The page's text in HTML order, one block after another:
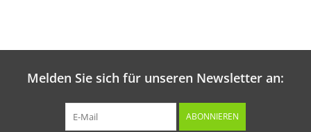
Melden Sie sich für unseren Newsletter an:
ABONNIEREN